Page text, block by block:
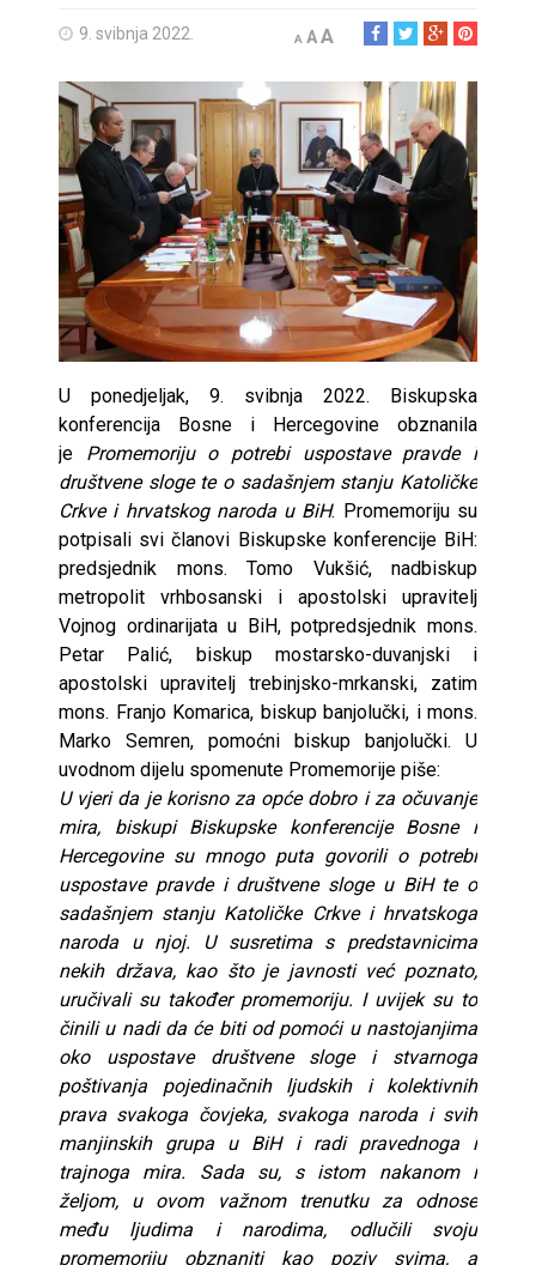
9. svibnja 2022. A AA
U ponedjeljak, 9. svibnja 2022. Biskupska
konferencija Bosne i Hercegovine obznanila
je Promemoriju o potrebi uspostave pravde i
društvene sloge te o sadašnjem stanju Katoličke
Crkve i hrvatskog naroda u BiH. Promemoriju su
potpisali svi članovi Biskupske konferencije BiH:
predsjednik mons. Tomo Vukšić, nadbiskup
metropolit vrhbosanski i apostolski upravitelj
Vojnog ordinarijata u BiH, potpredsjednik mons.
Petar Palić, biskup mostarsko-duvanjski i
apostolski upravitelj trebinjsko-mrkanski, zatim
mons. Franjo Komarica, biskup banjolučki, i mons.
Marko Semren, pomoćni biskup banjolučki. U
uvodnom dijelu spomenute Promemorije piše:
U vjeri da je korisno za opće dobro i za očuvanje
mira, biskupi Biskupske konferencije Bosne i
Hercegovine su mnogo puta govorili o potrebi
uspostave pravde i društvene sloge u BiH te o
sadašnjem stanju Katoličke Crkve i hrvatskoga
naroda u njoj. U susretima s predstavnicima
nekih država, kao što je javnosti već poznato,
uručivali su također promemoriju. I uvijek su to
činili u nadi da će biti od pomoći u nastojanjima
oko uspostave društvene sloge i stvarnoga
poštivanja pojedinačnih ljudskih i kolektivnih
prava svakoga čovjeka, svakoga naroda i svih
manjinskih grupa u BiH i radi pravednoga i
trajnoga mira. Sada su, s istom nakanom i
željom, u ovom važnom trenutku za odnose
među ljudima i narodima, odlučili svoju
promemoriju obznaniti kao poziv svima, a